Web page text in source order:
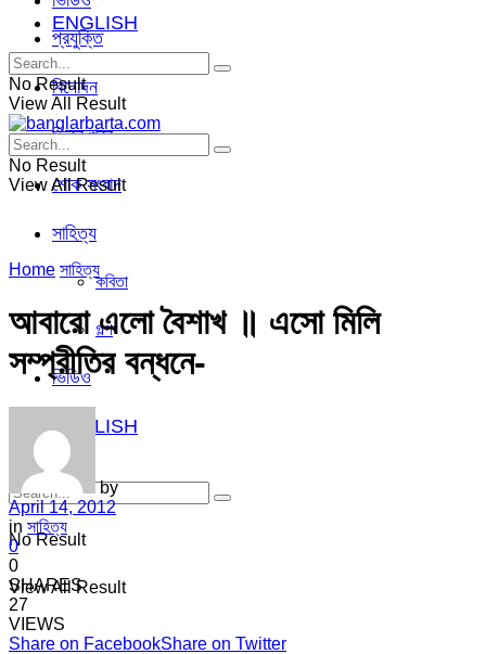
প্রযুক্তি
বিনোদন
ভিন্ন খবর
শোক সংবাদ
সাহিত্য
কবিতা
গল্প
ভিডিও
ENGLISH
No Result
View All Result
ENGLISH
No Result
View All Result
No Result
View All Result
Home সাহিত্য
আবারো এলো বৈশাখ ॥ এসো মিলি
সম্প্রীতির বন্ধনে-
by
April 14, 2012
in সাহিত্য
0
0
SHARES
27
VIEWS
Share on FacebookShare on Twitter